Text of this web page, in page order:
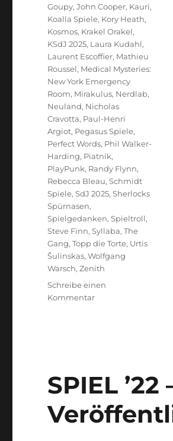
Goupy,John Cooper, Kauri,
Koalla Spiele, Kory Heath,
Kosmos, Krakel Orakel,
KSdJ 2025, Laura Kudahl,
Laurent Escoffier, Mathieu
Roussel, Medical Mysteries:
New York Emergency
Room, Mirakulus, Nerdlab,
Neuland, Nicholas
Cravotta, Paul-Henri
Argiot, Pegasus Spiele,
Perfect Words, Phil Walker-
Harding, Piatnik,
PlayPunk, Randy Flynn,
Rebecca Bleau,Schmidt
Spiele,SdJ 2025,Sherlocks
Spürnasen,
Spielgedanken,Spieltroll,
Steve Finn,Syllaba,The
Gang,Topp die Torte, Urtis
Šulinskas,Wolfgang
Warsch,Zenith
Schreibe einen
Kommentarzu
Nominierungen
SPIEL